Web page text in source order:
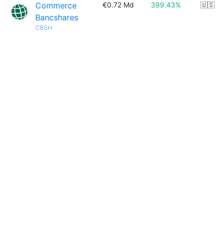
Commerce
Bancshares
CBSH
€0.72 Md 399.43% 🇺🇸